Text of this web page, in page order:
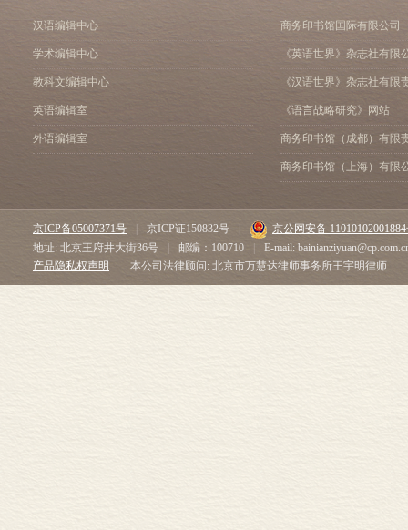
汉语编辑中心
学术编辑中心
教科文编辑中心
英语编辑室
外语编辑室
商务印书馆国际有限公司
《英语世界》杂志社有限
《汉语世界》杂志社有限
《语言战略研究》网站
商务印书馆（成都）有限
商务印书馆（上海）有限
京ICP备05007371号 京ICP证150832号
京公网安备
地址: 北京王府井大街36号
邮编：100710
E-mail:
产品隐私权声明
本公司法律顾问: 北京市万慧达律师事务所王宇明律师